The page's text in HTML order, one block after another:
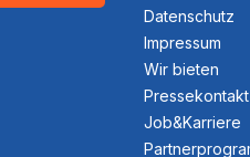
Datenschutz
Impressum
Wir bieten
Pressekontakt
Job&Karriere